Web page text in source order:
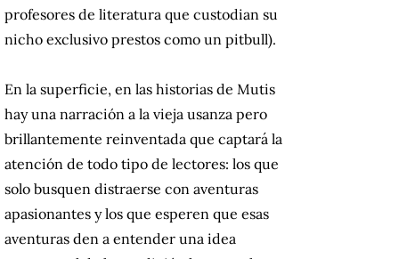
profesores de literatura que custodian su
nicho exclusivo prestos como un pitbull).
En la superficie, en las historias de Mutis
hay una narración a la vieja usanza pero
brillantemente reinventada que captará la
atención de todo tipo de lectores: los que
solo busquen distraerse con aventuras
apasionantes y los que esperen que esas
aventuras den a entender una idea